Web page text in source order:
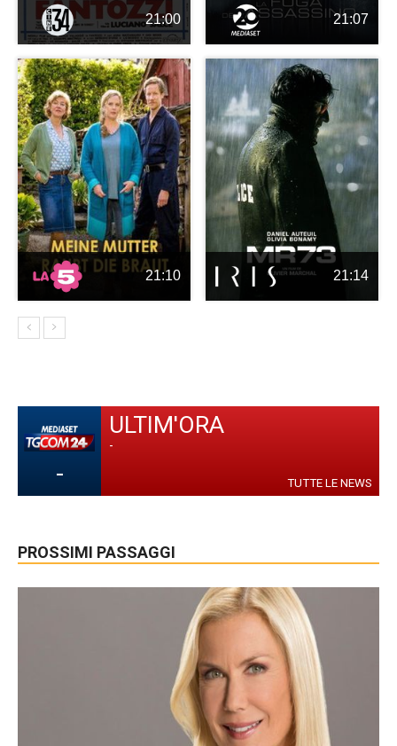
21:00 21:07
21:10 21:14
-
ULTIM'ORA
-
TUTTE LE NEWS
PROSSIMI PASSAGGI